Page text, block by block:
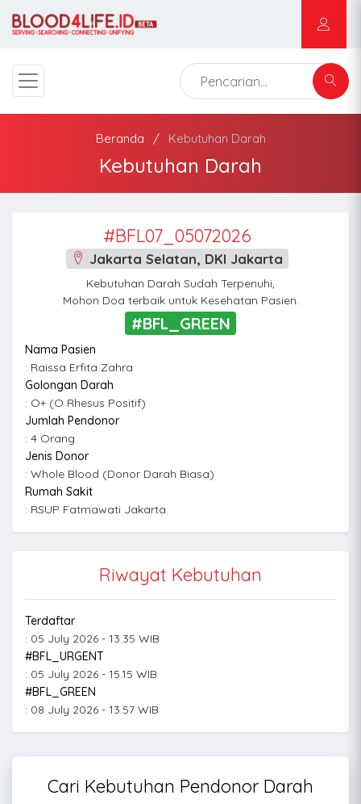
Beranda Kebutuhan Darah
Kebutuhan Darah
#BFL07_05072026
Jakarta Selatan, DKI Jakarta
Kebutuhan Darah Sudah Terpenuhi,
Mohon Doa terbaik untuk Kesehatan Pasien.
#BFL_GREEN
Nama Pasien
: Raissa Erfita Zahra
Golongan Darah
: O+ (O Rhesus Positif)
Jumlah Pendonor
: 4 Orang
Jenis Donor
: Whole Blood (Donor Darah Biasa)
Rumah Sakit
: RSUP Fatmawati Jakarta
Riwayat Kebutuhan
Terdaftar
: 05 July 2026 - 13.35 WIB
#BFL_URGENT
: 05 July 2026 - 15.15 WIB
#BFL_GREEN
: 08 July 2026 - 13.57 WIB
Cari Kebutuhan Pendonor Darah